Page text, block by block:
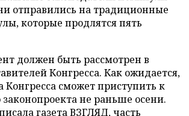
отправились на традиционные
которые продлятся пять
должен быть рассмотрен в
Конгресса. Как ожидается,
Конгресса сможет приступить к
не раньше осени.
газета ВЗГЛЯД, часть